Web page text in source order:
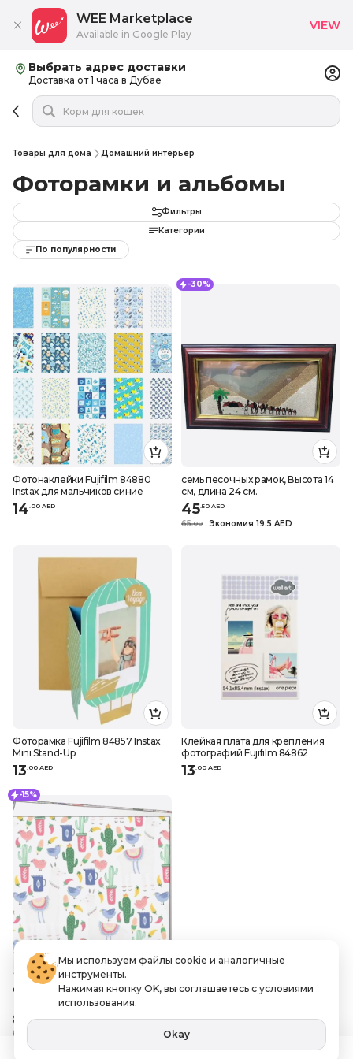
Выбрать адрес доставки
Доставка от 1 часа в Дубае
Товары для дома Домашний интерьер
Фоторамки и альбомы
Фильтры
Категории
По популярности
Фотонаклейки Fujifilm 84880
Instax для мальчиков синие
14.00 AED
-30%
семь песочных рамок, Высота 14
см, длина 24 см.
45.50 AED
65.00 Экономия 19.5 AED
Фоторамка Fujifilm 84857 Instax
Mini Stand-Up
13 00 AED
Клейкая плата для крепления
фотографий Fujifilm 84862
13 00 AED
-15%
Фотоальбом Ламы
84
99
WEE Marketplace
Available in Google Play
VIEW
Мы используем файлы cookie и аналогичные
инструменты.
Нажимая кнопку OK, вы соглашаетесь с условиями
использования.
Okay